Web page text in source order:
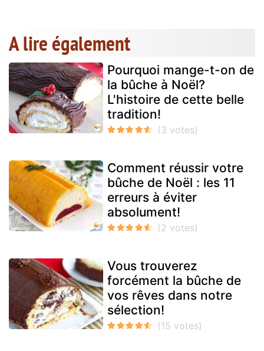
A lire également
Pourquoi mange-t-on de
la bûche à Noël?
L'histoire de cette belle
tradition!
Comment réussir votre
bûche de Noël : les 11
erreurs à éviter
absolument!
Vous trouverez
forcément la bûche de
vos rêves dans notre
sélection!